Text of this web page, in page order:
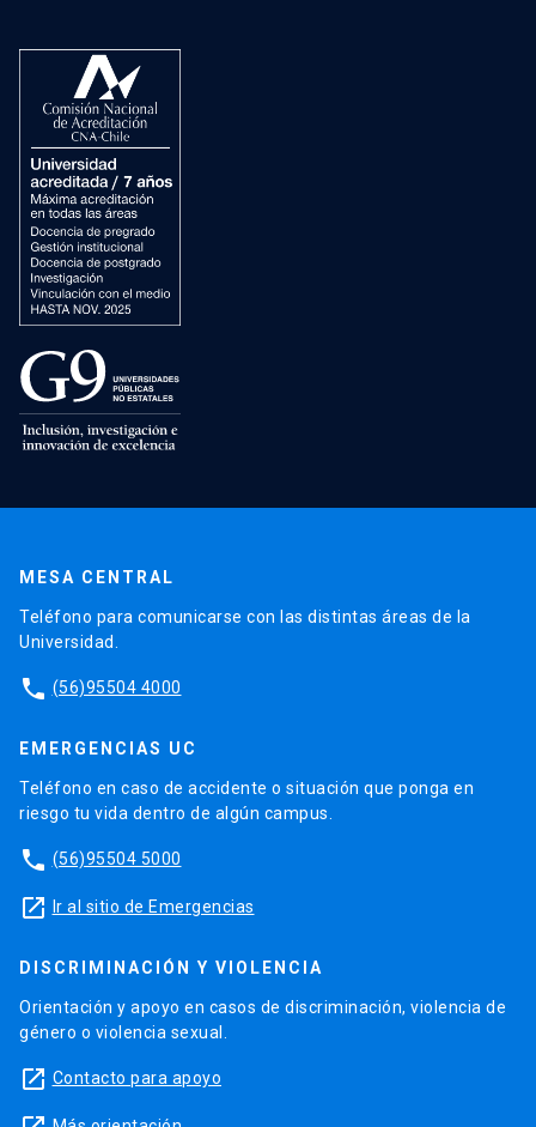
MESA CENTRAL
Teléfono para comunicarse con las distintas áreas de la
Universidad.
phone (56)95504 4000
EMERGENCIAS UC
Teléfono en caso de accidente o situación que ponga en
riesgo tu vida dentro de algún campus.
phone (56)95504 5000
launch Ir al sitio de Emergencias
DISCRIMINACIÓN Y VIOLENCIA
Orientación y apoyo en casos de discriminación, violencia de
género o violencia sexual.
launch Contacto para apoyo